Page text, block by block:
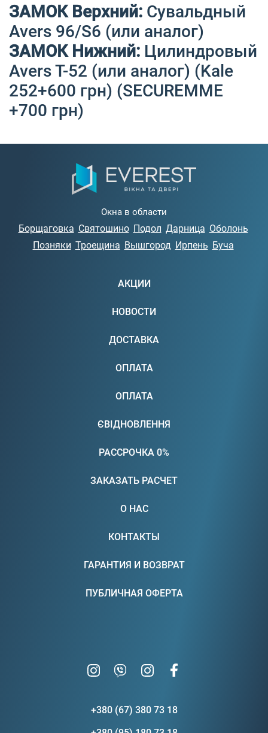
ЗАМОК Верхний: Сувальдный
Avers 96/S6 (или аналог)
ЗАМОК Нижний: Цилиндровый
Avers T-52 (или аналог) (Kale
252+600 грн) (SECUREMME
+700 грн)
Окна в области
Борщаговка Святошино Подол Дарница Оболонь
Позняки Троещина Вышгород Ирпень Буча
АКЦИИ
НОВОСТИ
ДОСТАВКА
ОПЛАТА
ОПЛАТА
ЄВІДНОВЛЕННЯ
РАССРОЧКА 0%
ЗАКАЗАТЬ РАСЧЕТ
О НАС
КОНТАКТЫ
ГАРАНТИЯ И ВОЗВРАТ
ПУБЛИЧНАЯ ОФЕРТА
+380 (67) 380 73 18